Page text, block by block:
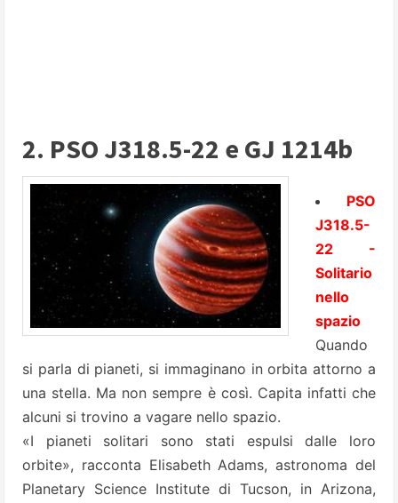
2. PSO J318.5-22 e GJ 1214b
PSO
J318.5-
22 -
Solitario
nello
spazio
Quando
si parla di pianeti, si immaginano in orbita attorno a
una stella. Ma non sempre è così. Capita infatti che
alcuni si trovino a vagare nello spazio.
«I pianeti solitari sono stati espulsi dalle loro
orbite», racconta Elisabeth Adams, astronoma del
Planetary Science Institute di Tucson, in Arizona,